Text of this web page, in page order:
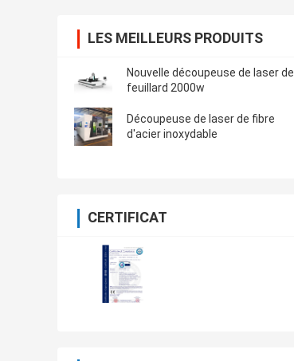
LES MEILLEURS PRODUITS
Nouvelle découpeuse de laser de
feuillard 2000w
Découpeuse de laser de fibre
d'acier inoxydable
CERTIFICAT